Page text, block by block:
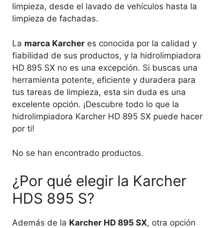
limpieza, desde el lavado de vehículos hasta la
limpieza de fachadas.
La marca Karcher es conocida por la calidad y
fiabilidad de sus productos, y la hidrolimpiadora
HD 895 SX no es una excepción. Si buscas una
herramienta potente, eficiente y duradera para
tus tareas de limpieza, esta sin duda es una
excelente opción. ¡Descubre todo lo que la
hidrolimpiadora Karcher HD 895 SX puede hacer
por ti!
No se han encontrado productos.
¿Por qué elegir la Karcher
HDS 895 S?
Además de la Karcher HD 895 SX, otra opción